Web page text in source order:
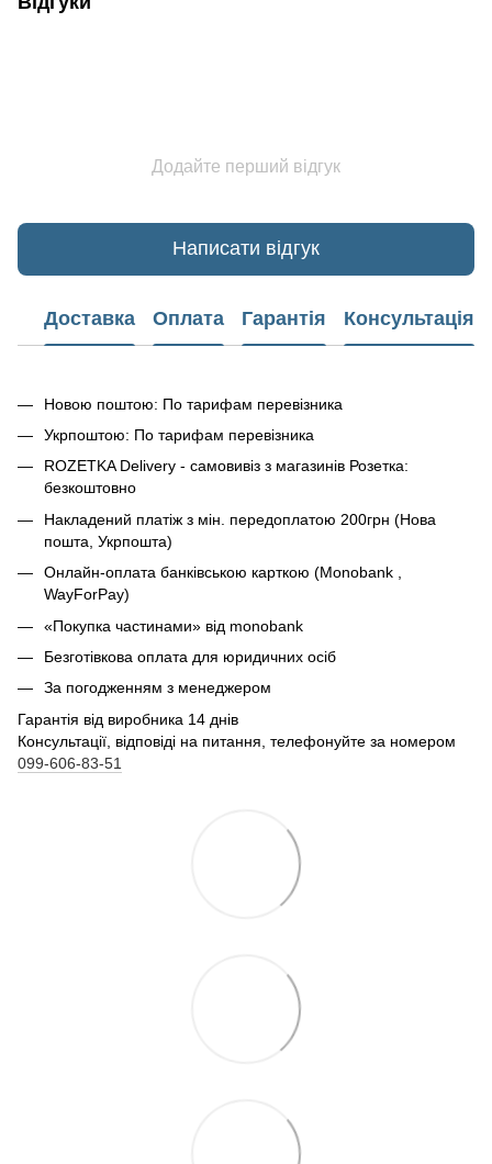
Додайте перший відгук
Написати відгук
Доставка Оплата Гарантія Консультація
Новою поштою: По тарифам перевізника
Укрпоштою: По тарифам перевізника
ROZETKA Delivery - самовивіз з магазинів Розетка:
безкоштовно
Накладений платіж з мін. передоплатою 200грн (Нова
пошта, Укрпошта)
Онлайн-оплата банківською карткою (Monobank ,
WayForPay)
«Покупка частинами» від monobank
Безготівкова оплата для юридичних осіб
За погодженням з менеджером
Гарантія від виробника 14 днів
Консультації, відповіді на питання, телефонуйте за номером
099-606-83-51